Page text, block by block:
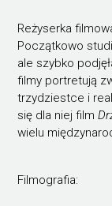
Reżyserka
Początkowo
ale szybko
filmy portretują
trzydziestce i
się dla niej film
wielu
Filmografia: